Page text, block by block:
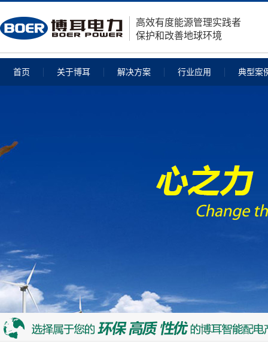
高效有度能源管理实践者
保护和改善地球环境
首页 关于博耳 解决方案 行业应用 典型案